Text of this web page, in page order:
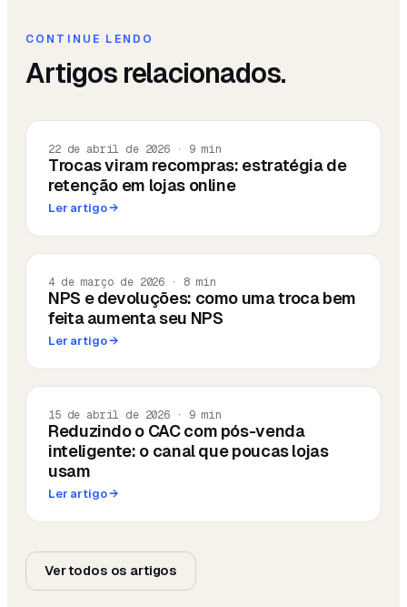
CONTINUE LENDO
Artigos relacionados.
22 de abril de 2026· 9min
Trocas viram recompras: estratégia de
retenção em lojas online
Ler artigo→
4 de março de 2026 · 8min
NPS e devoluções: como uma troca bem
feita aumenta seu NPS
Ler artigo→
15 de abril de 2026· 9min
Reduzindo o CAC com pós-venda
inteligente: o canal que poucas lojas
usam
Ler artigo→
Ver todos os artigos